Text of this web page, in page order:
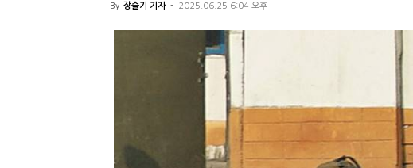
By 장슬기 기자 - 2025.06.25 6:04 오후